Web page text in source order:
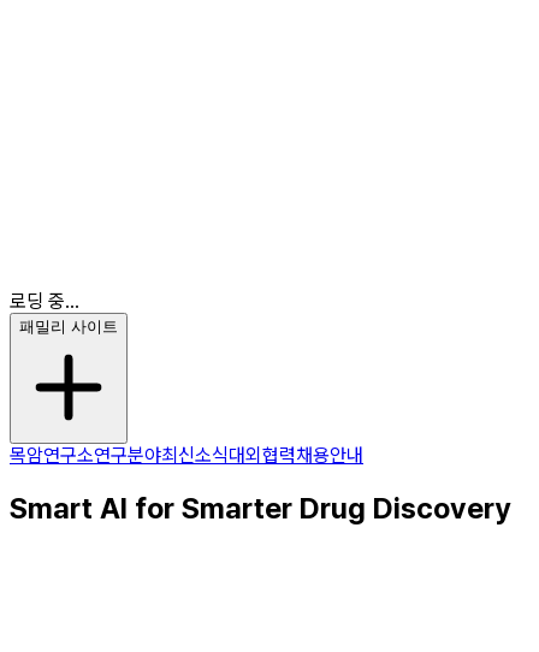
로딩 중...
패밀리 사이트
목암연구소연구분야최신소식대외협력채용안내
Smart AI for Smarter Drug Discovery